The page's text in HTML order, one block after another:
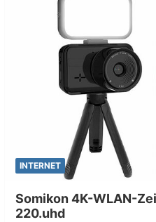
INTERNET
Somikon 4K-WLAN-
220.uhd